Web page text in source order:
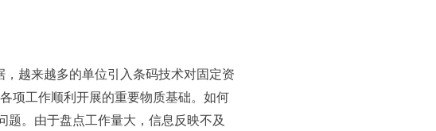
越来越多的单位引入条码技术对固定资
项工作顺利开展的重要物质基础。如何
题。由于盘点工作量大，信息反映不及